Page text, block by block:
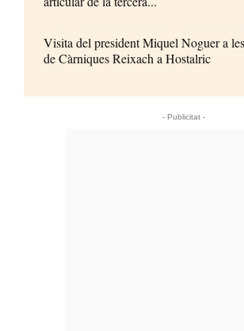
Visita del president Miquel Noguer a
de Càrniques Reixach a Hostalric
- Publicitat -